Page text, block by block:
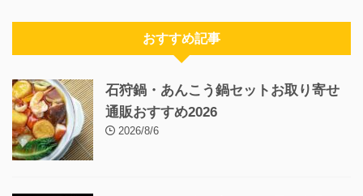
おすすめ記事
石狩鍋・あんこう鍋セットお取り寄せ
通販おすすめ2026
2026/8/6